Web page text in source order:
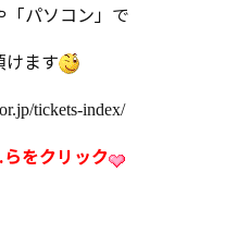
「パソコン」で
けます
tickets-index/
をクリック